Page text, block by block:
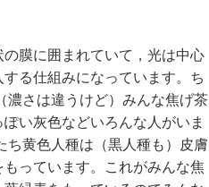
の膜に囲まれていて，光は中心
る仕組みになっています。ち
濃さは違うけど）みんな焦げ茶
い灰色などいろんな人がいま
黄色人種は（黒人種も）皮膚
っています。これがみんな焦